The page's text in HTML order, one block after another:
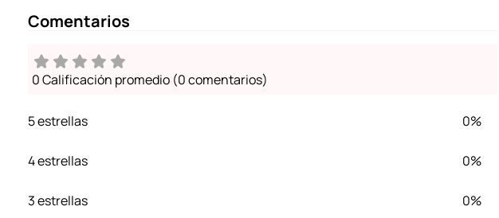
Comentarios
0 Calificación promedio (0 comentarios)
5 estrellas 0%
4 estrellas 0%
3 estrellas 0%